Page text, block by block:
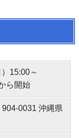
15:00～
ら開始
0031 沖縄県